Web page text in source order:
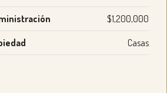
$1,200,000
Casas